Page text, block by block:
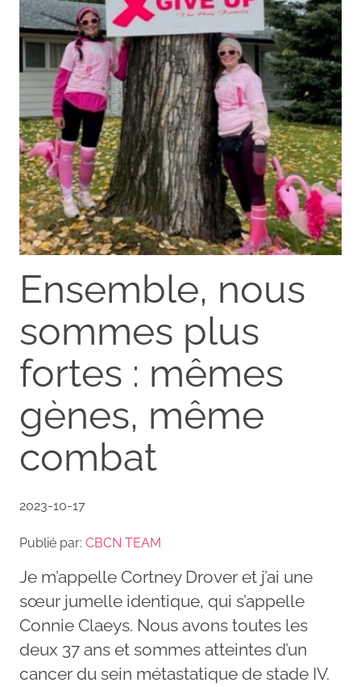
Ensemble, nous
sommes plus
fortes : mêmes
gènes, même
combat
2023-10-17
Publié par: CBCN TEAM
Je m’appelle Cortney Drover et j’ai une
sœur jumelle identique, qui s’appelle
Connie Claeys. Nous avons toutes les
deux 37 ans et sommes atteintes d’un
cancer du sein métastatique de stade IV.